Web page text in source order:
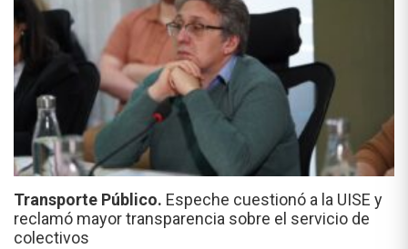
Transporte Público. Espeche cuestionó a la UISE y
reclamó mayor transparencia sobre el servicio de
colectivos